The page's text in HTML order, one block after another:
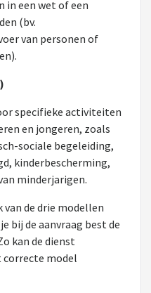
in een wet of een
(bv.
van personen of
specifieke activiteiten
en jongeren, zoals
sociale begeleiding,
kinderbescherming,
minderjarigen.
van de drie modellen
bij de aanvraag best de
kan de dienst
correcte model